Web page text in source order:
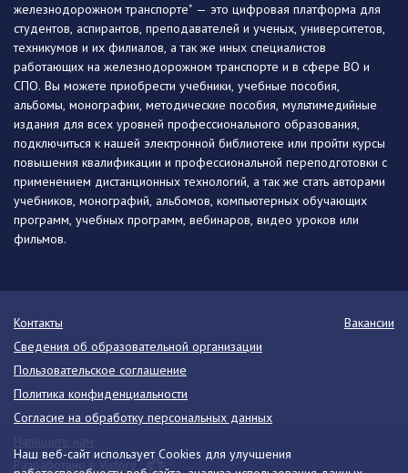
Наш веб-сайт использует Cookies для улучшения
железнодорожном транспорте" — это цифровая платформа для
студентов, аспирантов, преподавателей и ученых, университетов,
техникумов и их филиалов, а так же иных специалистов
работающих на железнодорожном транспорте и в сфере ВО и
СПО. Вы можете приобрести учебники, учебные пособия,
альбомы, монографии, методические пособия, мультимедийные
издания для всех уровней профессионального образования,
подключиться к нашей электронной библиотеке или пройти курсы
повышения квалификации и профессиональной переподготовки с
применением дистанционных технологий, а так же стать авторами
учебников, монографий, альбомов, компьютерных обучающих
программ, учебных программ, вебинаров, видео уроков или
фильмов.
Контакты
Вакансии
Сведения об образовательной организации
Пользовательское соглашение
Политика конфиденциальности
Согласие на обработку персональных данных
Разработано в Victory